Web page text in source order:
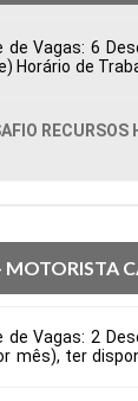
de Vagas: 6
Horário de
RECURSOS
MOTORISTA
de Vagas: 2
mês), ter